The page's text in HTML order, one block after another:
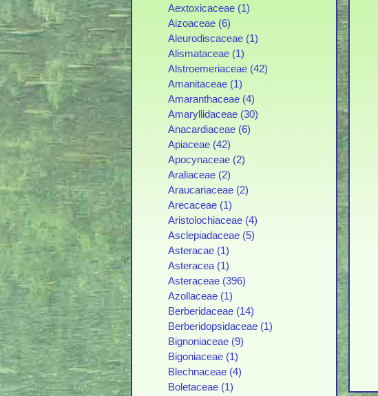
Aextoxicaceae (1)
Aizoaceae (6)
Aleurodiscaceae (1)
Alismataceae (1)
Alstroemeriaceae (42)
Amanitaceae (1)
Amaranthaceae (4)
Amaryllidaceae (30)
Anacardiaceae (6)
Apiaceae (42)
Apocynaceae (2)
Araliaceae (2)
Araucariaceae (2)
Arecaceae (1)
Aristolochiaceae (4)
Asclepiadaceae (5)
Asteracae (1)
Asteracea (1)
Asteraceae (396)
Azollaceae (1)
Berberidaceae (14)
Berberidopsidaceae (1)
Bignoniaceae (9)
Bigoniaceae (1)
Blechnaceae (4)
Boletaceae (1)